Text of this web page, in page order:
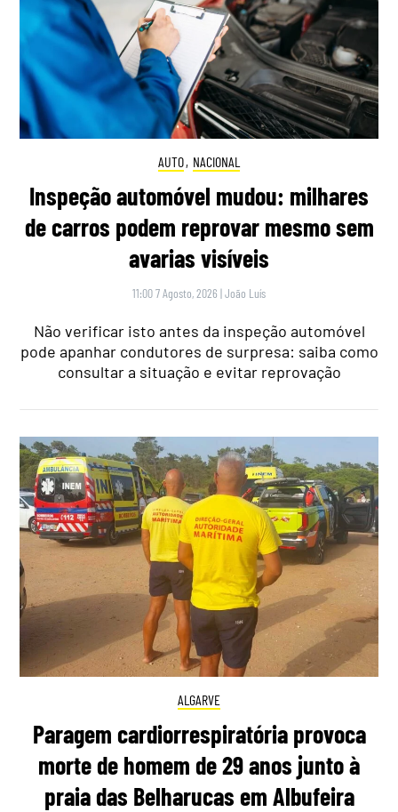
AUTO, NACIONAL
Inspeção automóvel mudou: milhares
de carros podem reprovar mesmo sem
avarias visíveis
11:00 7 Agosto, 2026 |João Luís
Não verificar isto antes da inspeção automóvel
pode apanhar condutores de surpresa: saiba como
consultar a situação e evitar reprovação
ALGARVE
Paragem cardiorrespiratória provoca
morte de homem de 29 anos junto à
praia das Belharucas em Albufeira